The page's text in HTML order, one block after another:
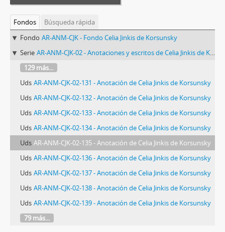
Fondos
Búsqueda rápida
Fondo AR-ANM-CJK - Fondo Celia Jinkis de Korsunsky
Serie AR-ANM-CJK-02 - Anotaciones y escritos de Celia Jinkis de Korsunsky
129 más...
Uds AR-ANM-CJK-02-131 - Anotación de Celia Jinkis de Korsunsky
Uds AR-ANM-CJK-02-132 - Anotación de Celia Jinkis de Korsunsky
Uds AR-ANM-CJK-02-133 - Anotación de Celia Jinkis de Korsunsky
Uds AR-ANM-CJK-02-134 - Anotación de Celia Jinkis de Korsunsky
Uds AR-ANM-CJK-02-135 - Anotación de Celia Jinkis de Korsunsky
Uds AR-ANM-CJK-02-136 - Anotación de Celia Jinkis de Korsunsky
Uds AR-ANM-CJK-02-137 - Anotación de Celia Jinkis de Korsunsky
Uds AR-ANM-CJK-02-138 - Anotación de Celia Jinkis de Korsunsky
Uds AR-ANM-CJK-02-139 - Anotación de Celia Jinkis de Korsunsky
79 más...